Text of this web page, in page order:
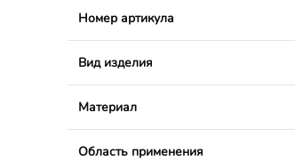
Номер артикула
Вид изделия
Материал
Область применения